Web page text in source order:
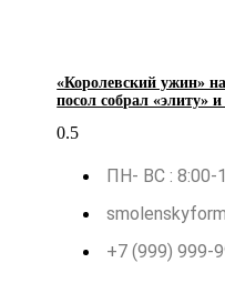
«Королевский ужин»
посол собрал «элиту»
ПН- ВС : 8:00-
+7 (999) 999-